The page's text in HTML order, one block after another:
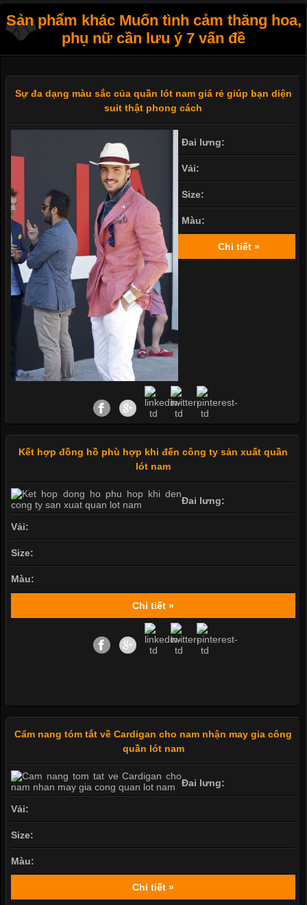
Sản phẩm khác Muốn tình cảm thăng hoa,
phụ nữ cần lưu ý 7 vấn đề
Sự đa dạng màu sắc của quần lót nam giá rẻ giúp bạn diện
suit thật phong cách
Đai lưng:
Vải:
Size:
Màu:
Chi tiết »
Kết hợp đồng hồ phù hợp khi đến công ty sản xuất quần
lót nam
Đai lưng:
Vải:
Size:
Màu:
Chi tiết »
Cẩm nang tóm tắt về Cardigan cho nam nhận may gia công
quần lót nam
Đai lưng:
Vải:
Size:
Màu:
Chi tiết »